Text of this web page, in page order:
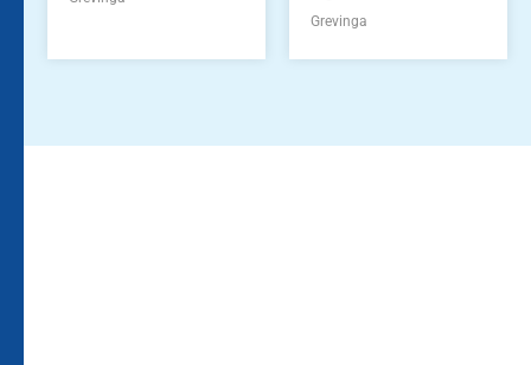
Grevinga